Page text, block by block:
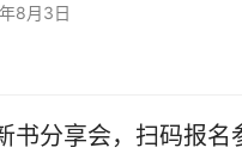
8月3日
分享会，扫码报名